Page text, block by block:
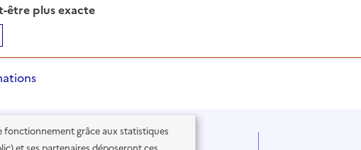
fonctionnement grâce aux statistiques
être plus exacte